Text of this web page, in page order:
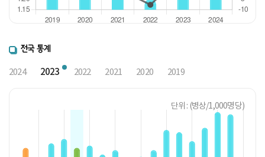
전국 통계
2024 2023 2022 2021 2020 2019
단위 : (병상/1,000명당)